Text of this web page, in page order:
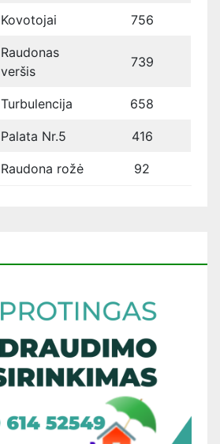
Kovotojai 756
Raudonas
veršis
739
Turbulencija 658
Palata Nr.5 416
Raudona rožė 92